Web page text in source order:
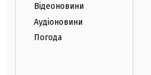
Відеоновини
Аудіоновини
Погода